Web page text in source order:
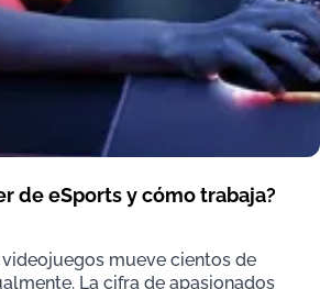
de eSports y cómo trabaja?
mueve cientos de
La cifra de apasionados